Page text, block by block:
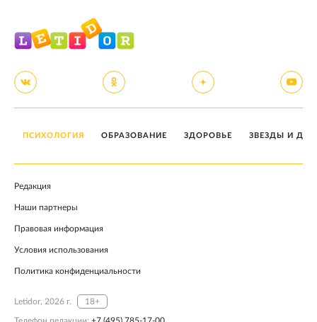
ПСИХОЛОГИЯ ОБРАЗОВАНИЕ ЗДОРОВЬЕ ЗВЕЗДЫ И
Редакция
Наши партнеры
Правовая информация
Условия использования
Политика конфиденциальности
Letidor, 2026 г. 18+